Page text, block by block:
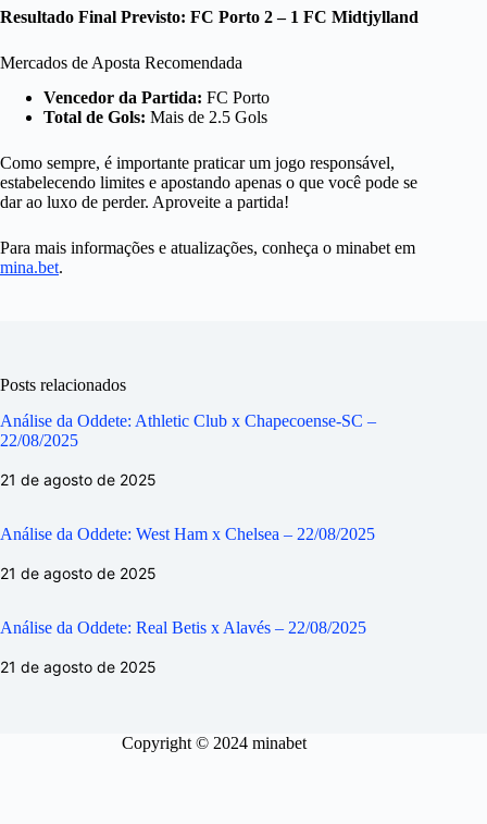
Resultado Final Previsto: FC Porto 2 – 1 FC Midtjylland
Mercados de Aposta Recomendada
Vencedor da Partida: FC Porto
Total de Gols: Mais de 2.5 Gols
Como sempre, é importante praticar um jogo responsável,
estabelecendo limites e apostando apenas o que você pode se
dar ao luxo de perder. Aproveite a partida!
Para mais informações e atualizações, conheça o minabet em
mina.bet.
Posts relacionados
Análise da Oddete: Athletic Club x Chapecoense-SC –
22/08/2025
21 de agosto de 2025
Análise da Oddete: West Ham x Chelsea – 22/08/2025
21 de agosto de 2025
Análise da Oddete: Real Betis x Alavés – 22/08/2025
21 de agosto de 2025
Copyright © 2024 minabet